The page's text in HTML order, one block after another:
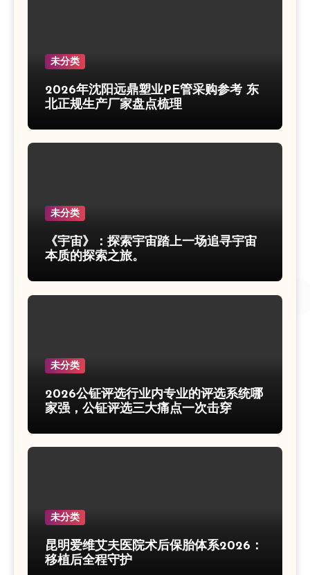
未分类
2026年沈阳远鼎塑业PE管采购参考 东
北正规生产厂家盘点梳理
未分类
《宇宙》：探索宇宙踏上一场追寻宇宙
本质的探索之旅。
未分类
2026公钲评选行业内专业的评选系统哪
家强，公钲评选三大痛点一次击穿
未分类
昆明爱维艾夫医院术后保胎体系2026：
移植后全程守护